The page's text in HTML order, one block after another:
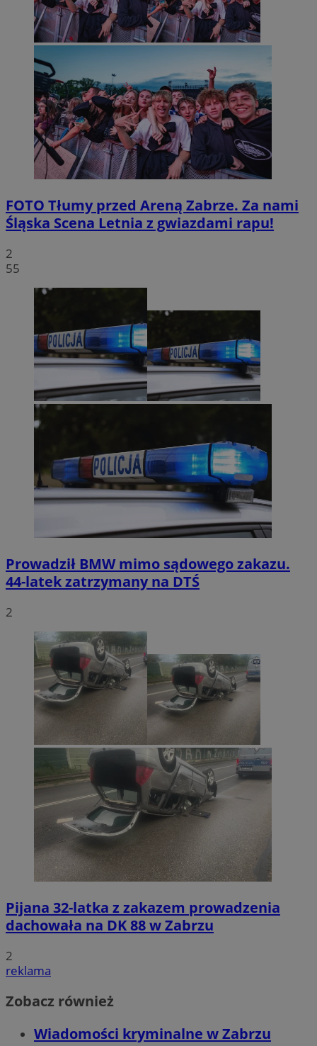
FOTO Tłumy przed Areną Zabrze. Za nami
Śląska Scena Letnia z gwiazdami rapu!
2
55
Prowadził BMW mimo sądowego zakazu.
44-latek zatrzymany na DTŚ
2
Pijana 32-latka z zakazem prowadzenia
dachowała na DK 88 w Zabrzu
2
reklama
Zobacz również
Wiadomości kryminalne w Zabrzu